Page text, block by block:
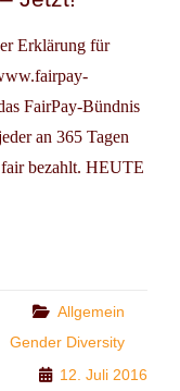
Erklärung für
FairPay-Bündnis
an 365 Tagen
bezahlt. HEUTE
Categories
Allgemein
Gender Diversity
12. Juli 2016